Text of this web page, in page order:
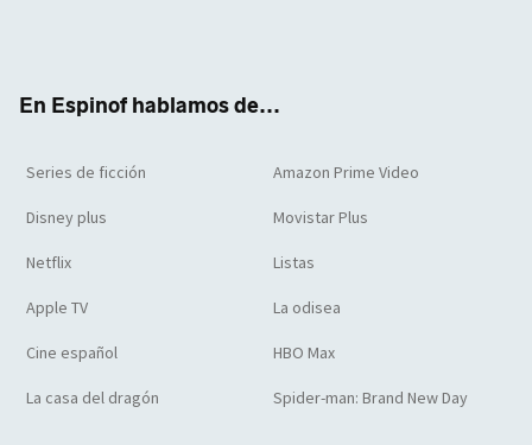
En Espinof hablamos de...
Series de ficción Amazon Prime Video
Disney plus Movistar Plus
Netflix Listas
Apple TV La odisea
Cine español HBO Max
La casa del dragón Spider-man: Brand New Day